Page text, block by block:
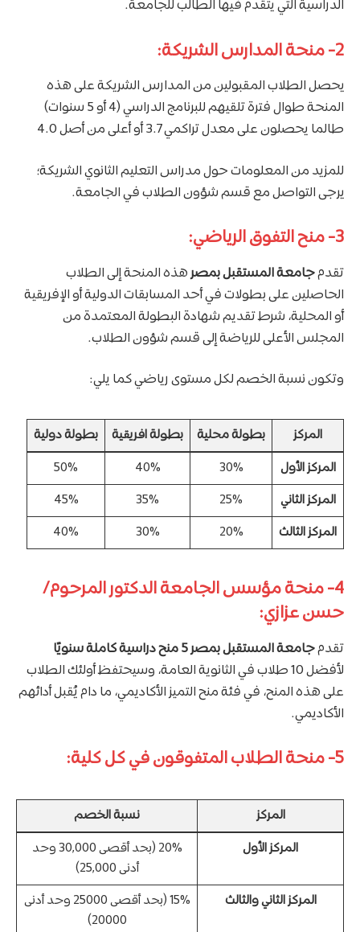
الدراسية التي يتقدم فيها الطالب للجامعة.
2- منحة المدارس الشريكة:
يحصل الطلاب المقبولين من المدارس الشريكة على هذه
المنحة طوال فترة تلقيهم للبرنامج الدراسي (4 أو 5 سنوات)
طالما يحصلون على معدل تراكمي 3.7 أو أعلى من أصل 4.0
للمزيد من المعلومات حول مدراس التعليم الثانوي الشريكة؛
يرجى التواصل مع قسم شؤون الطلاب في الجامعة.
3- منح التفوق الرياضي:
تقدمجامعة المستقبل بمصرهذه المنحة إلى الطلاب
الحاصلين على بطولات في أحد المسابقات الدولية أو الإفريقية
أو المحلية، شرط تقديم شهادة البطولة المعتمدة من
المجلس الأعلى للرياضة إلى قسم شؤون الطلاب.
وتكون نسبة الخصم لكل مستوى رياضي كما يلي:
المركز بطولة محلية بطولة افريقية
بطولة دولية
المركز الأول
30%
40%
50%
المركز الثاني
25%
35%
45%
المركز الثالث
20%
30%
40%
4- منحة مؤسس الجامعة الدكتور المرحوم/
حسن عزازي:
تقدمجامعة المستقبل بمصر5 منح دراسية كاملة سنويًا
لأفضل 10 طلاب في الثانوية العامة، وسيحتفظ أولئك الطلاب
على هذه المنح، في فئة منح التميز الأكاديمي، ما دام يُقبل أدائهم
الأكاديمي.
5- منحة الطلاب المتفوقون في كل كلية:
المركز
نسبة الخصم
المركز الأول
20% (بحد أقصى 30,000 وحد
أدنى 25,000)
المركز الثاني والثالث
15% (بحد أقصى 25000 وحد أدنى
20000)